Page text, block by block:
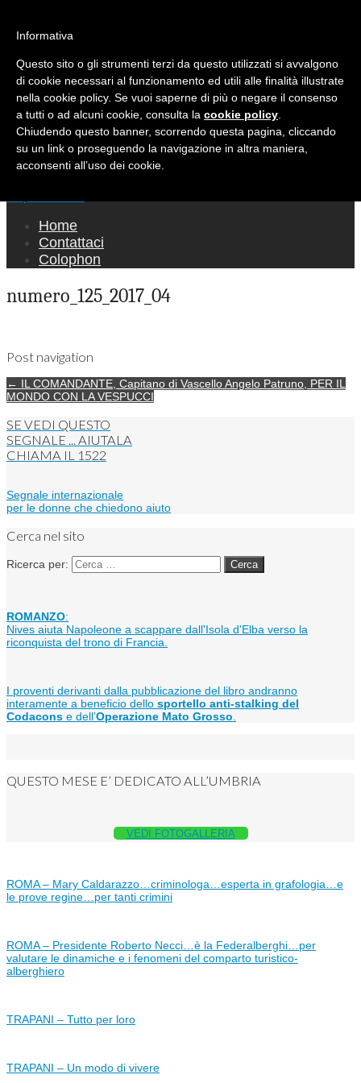
Mondo Italiano nel Mondo
LE INTERVISTE SONO AGLI ITALIANI CHE
RICOPRONO RUOLI ISTITUZIONALI, A
QUELLI CHE RAPPRESENTANO LA SOCIETÀ E
A CHI È UN "COMUNE CITTADINO" ...
PER TUTTO QUESTO SIAMO "ORGOGLIOSI
DI ESSERE ITALIANI"
Home
Contattaci
Colophon
numero_125_2017_04
Post navigation
← IL COMANDANTE, Capitano di Vascello Angelo Patruno, PER IL
MONDO CON LA VESPUCCI
SE VEDI QUESTO
SEGNALE ... AIUTALA
CHIAMA IL 1522
Segnale internazionale
per le donne che chiedono aiuto
Cerca nel sito
Ricerca per:
ROMANZO:
Nives aiuta Napoleone a scappare dall'Isola d'Elba verso la
riconquista del trono di Francia.
I proventi derivanti dalla pubblicazione del libro andranno
interamente a beneficio dello sportello anti-stalking del
Codacons e dell’Operazione Mato Grosso
QUESTO MESE E’ DEDICATO ALL’UMBRIA
VEDI FOTOGALLERIA
ROMA – Mary Caldarazzo…criminologa…esperta in grafologia…e
le prove regine…per tanti crimini
ROMA – Presidente Roberto Necci…è la Federalberghi…per
valutare le dinamiche e i fenomeni del comparto turistico-
alberghiero
TRAPANI – Tutto per loro
TRAPANI – Un modo di vivere
Informativa
Questo sito o gli strumenti terzi da questo utilizzati si avvalgono
di cookie necessari al funzionamento ed utili alle finalità illustrate
nella cookie policy. Se vuoi saperne di più o negare il consenso
a tutti o ad alcuni cookie, consulta la cookie policy
Chiudendo questo banner, scorrendo questa pagina, cliccando
su un link o proseguendo la navigazione in altra maniera,
acconsenti all’uso dei cookie.